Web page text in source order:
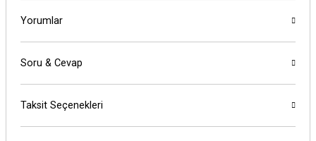
Yorumlar
Soru & Cevap
Taksit Seçenekleri